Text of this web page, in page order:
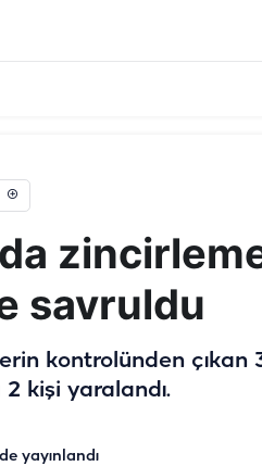
savruldu
kontrolünden
kişi yaralandı.
yayınlandı